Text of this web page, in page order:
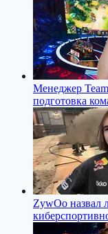
Менеджер
подготовка
ZywOo назвал